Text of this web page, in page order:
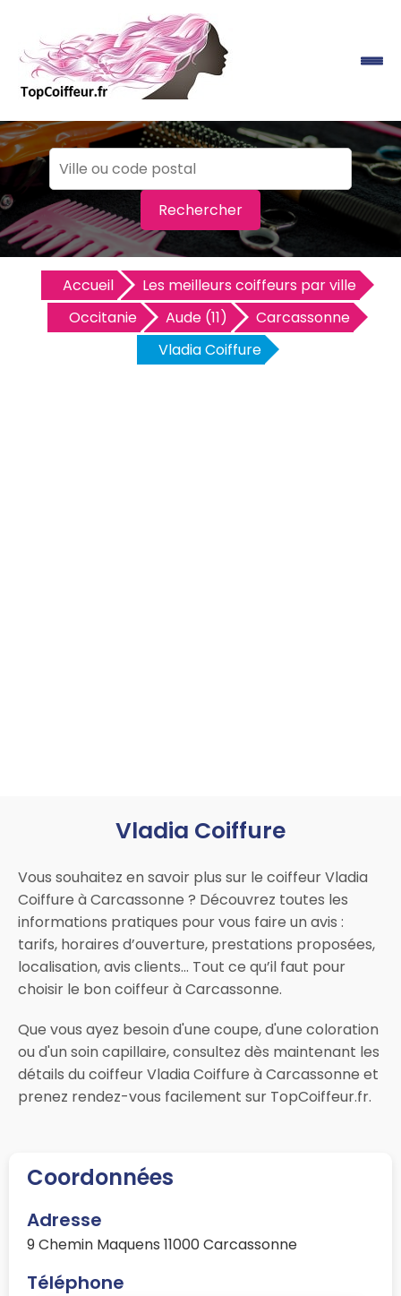
Rechercher
Accueil
Les meilleurs coiffeurs par ville
Occitanie
Aude (11)
Carcassonne
Vladia Coiffure
Vladia Coiffure
Vous souhaitez en savoir plus sur le coiffeur Vladia
Coiffure à Carcassonne ? Découvrez toutes les
informations pratiques pour vous faire un avis :
tarifs, horaires d’ouverture, prestations proposées,
localisation, avis clients… Tout ce qu’il faut pour
choisir le bon coiffeur à Carcassonne.
Que vous ayez besoin d'une coupe, d'une coloration
ou d'un soin capillaire, consultez dès maintenant les
détails du coiffeur Vladia Coiffure à Carcassonne et
prenez rendez-vous facilement sur TopCoiffeur.fr.
Coordonnées
Adresse
9 Chemin Maquens 11000 Carcassonne
Téléphone